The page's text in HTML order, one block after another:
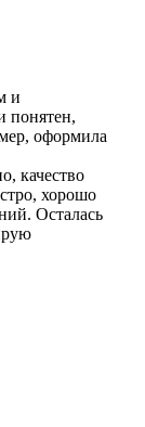
и
понятен,
оформила
качество
хорошо
Осталась